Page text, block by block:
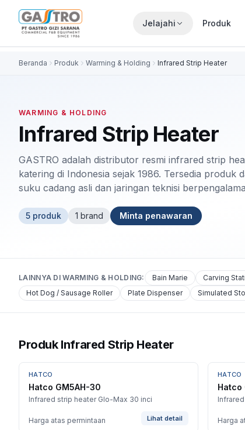
Jelajahi Produk
Beranda Produk Warming & Holding Infrared Strip Heater
WARMING & HOLDING
Infrared Strip Heater
GASTRO adalah distributor resmi infrared strip
katering di Indonesia sejak 1986. Tersedia produk
suku cadang asli dan jaringan teknisi
5 produk 1 brand Minta penawaran
LAINNYA DI WARMING & HOLDING: Bain Marie Carving
Hot Dog / Sausage Roller
Plate Dispenser Simulated
Produk Infrared Strip Heater
HATCO
Hatco GM5AH-30
Infrared strip heater Glo-Max 30 inci
Harga atas permintaan Lihat detail
HATCO
Hatco
Harga